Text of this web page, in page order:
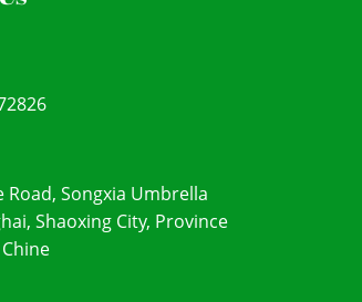
Road, Songxia Umbrella
Shaoxing City, Province